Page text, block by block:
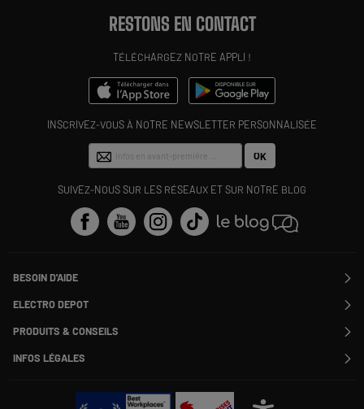
RESTONS EN CONTACT
TÉLÉCHARGEZ NOTRE APPLI !
INSCRIVEZ-VOUS À NOTRE NEWSLETTER PERSONNALISÉE
OK
SUIVEZ-NOUS SUR LES RÉSEAUX ET SUR NOTRE BLOG
BESOIN D'AIDE
Suivre ma commande
Modifier ou annuler ma commande
SAV
Payer en plusieurs fois
ELECTRO DEPOT
Rejoignez-nous !
PRODUITS & CONSEILS
Nos marques
Les avis du site
Le moins cher
INFOS LÉGALES
Politique cookies